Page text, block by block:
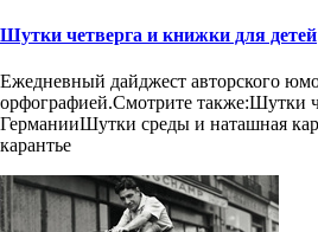
Шутки четверга и книжки для детей
Ежедневный дайджест авторского
орфографией.Смотрите также:Шутки
ГерманииШутки среды и наташная
карантье